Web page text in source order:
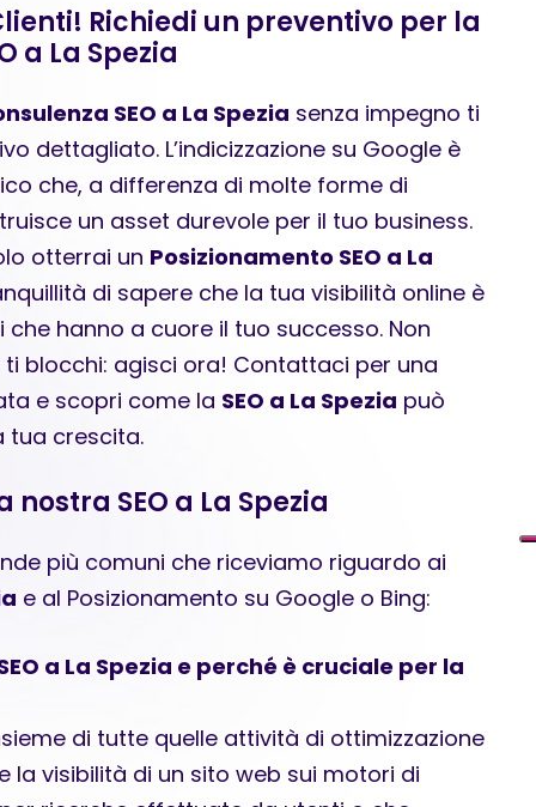
Richiedi un preventivo per la
a La Spezia
SEO a La Spezia senza impegno ti
dettagliato. L’indicizzazione su Google è
che, a differenza di molte forme di
un asset durevole per il tuo business.
otterrai un Posizionamento SEO a La
di sapere che la tua visibilità online è
hanno a cuore il tuo successo. Non
ti blocchi: agisci ora! Contattaci per una
e scopri come la SEO a La Spezia può
tua crescita.
SEO a La Spezia
più comuni che riceviamo riguardo ai
e al Posizionamento su Google o Bing:
a La Spezia e perché è cruciale per la
di tutte quelle attività di ottimizzazione
la visibilità di un sito web sui motori di